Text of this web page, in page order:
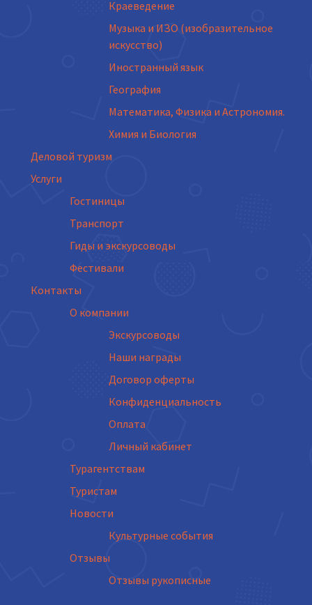
Краеведение
Музыка и ИЗО (изобразительное
искусство)
Иностранный язык
География
Математика, Физика и Астрономия.
Химия и Биология
Деловой туризм
Услуги
Гостиницы
Транспорт
Гиды и экскурсоводы
Фестивали
Контакты
О компании
Экскурсоводы
Наши награды
Договор оферты
Конфиденциальность
Оплата
Личный кабинет
Турагентствам
Туристам
Новости
Культурные события
Отзывы
Отзывы рукописные